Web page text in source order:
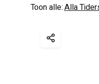
Toon alle:Alla